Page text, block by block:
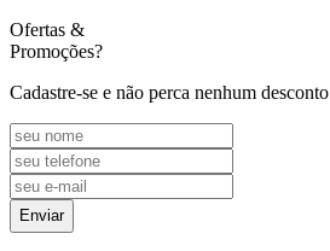
Ofertas &
Promoções?
Cadastre-se e não perca nenhum desconto
Enviar